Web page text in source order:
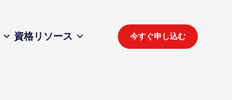
資格リソース 今すぐ申し込む